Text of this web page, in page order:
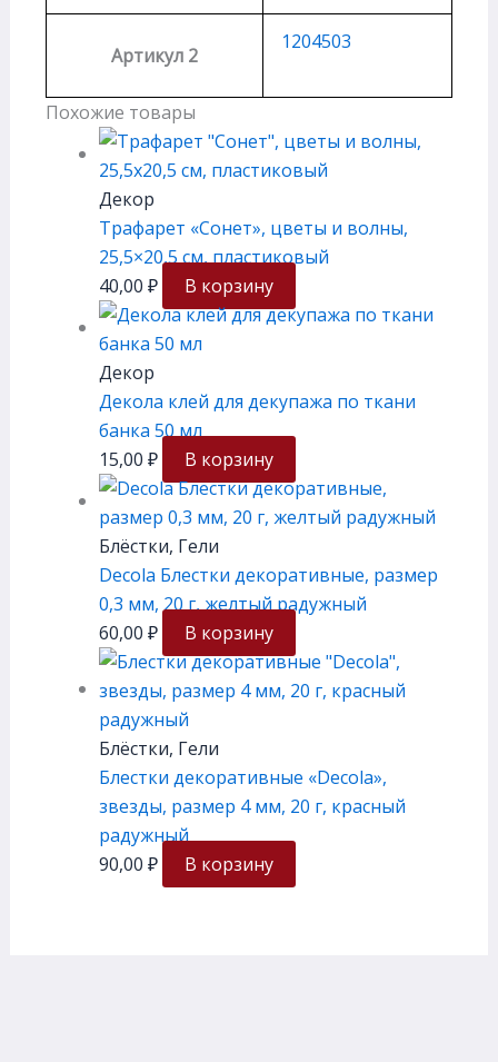
Артикул 2
1204503
Похожие товары
Декор
Трафарет «Сонет», цветы и волны,
25,5×20,5 см, плаcтиковый
40,00 ₽ В корзину
Декор
Декола клей для декупажа по ткани
банка 50 мл
15,00 ₽ В корзину
Блёстки, Гели
Decola Блестки декоративные, размер
0,3 мм, 20 г, желтый радужный
60,00 ₽ В корзину
Блёстки, Гели
Блестки декоративные «Decola»,
звезды, размер 4 мм, 20 г, красный
радужный
90,00 ₽ В корзину